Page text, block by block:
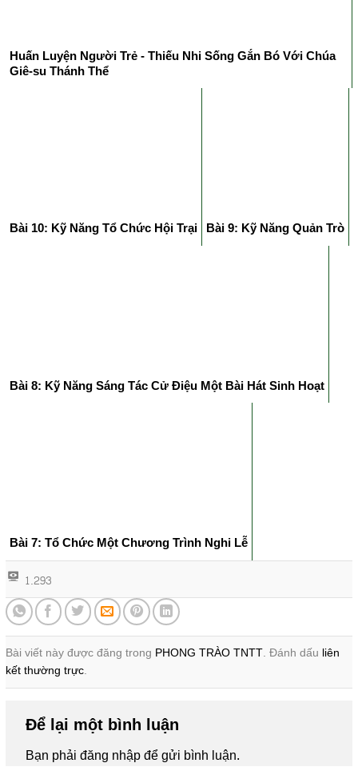
Huấn Luyện Người Trẻ - Thiếu Nhi Sống Gắn Bó Với Chúa
Giê-su Thánh Thể
Bài 10: Kỹ Năng Tổ Chức Hội Trại Bài 9: Kỹ Năng Quản Trò
Bài 8: Kỹ Năng Sáng Tác Cử Điệu Một Bài Hát Sinh Hoạt
Bài 7: Tổ Chức Một Chương Trình Nghi Lễ
1.293
Bài viết này được đăng trong PHONG TRÀO TNTT. Đánh dấu liên
kết thường trực.
Để lại một bình luận
Bạn phảiđăng nhậpđể gửi bình luận.